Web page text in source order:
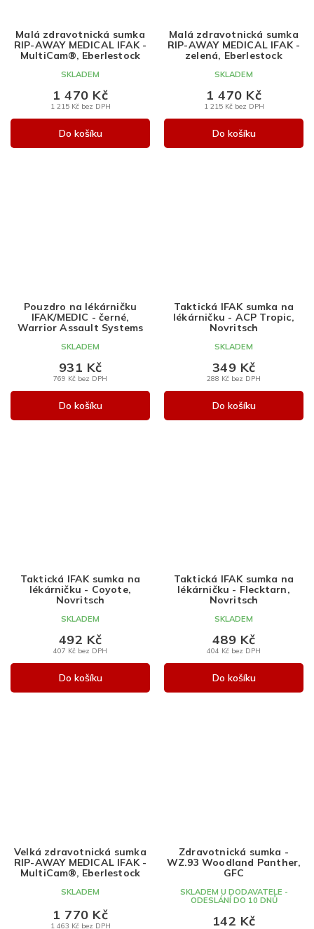
Malá zdravotnická sumka
RIP-AWAY MEDICAL IFAK -
MultiCam®, Eberlestock
SKLADEM
1 215 Kč bez DPH
1 470 Kč
Do košíku
Malá zdravotnická sumka
RIP-AWAY MEDICAL IFAK -
zelená, Eberlestock
SKLADEM
1 215 Kč bez DPH
1 470 Kč
Do košíku
Pouzdro na lékárničku
IFAK/MEDIC - černé,
Warrior Assault Systems
SKLADEM
769 Kč bez DPH
931 Kč
Do košíku
Taktická IFAK sumka na
lékárničku - ACP Tropic,
Novritsch
SKLADEM
288 Kč bez DPH
349 Kč
Do košíku
Taktická IFAK sumka na
lékárničku - Coyote,
Novritsch
SKLADEM
407 Kč bez DPH
492 Kč
Do košíku
Taktická IFAK sumka na
lékárničku - Flecktarn,
Novritsch
SKLADEM
404 Kč bez DPH
489 Kč
Do košíku
Velká zdravotnická sumka
RIP-AWAY MEDICAL IFAK -
MultiCam®, Eberlestock
SKLADEM
1 463 Kč bez DPH
1 770 Kč
Zdravotnická sumka -
WZ.93 Woodland Panther,
GFC
SKLADEM U DODAVATELE -
ODESLÁNÍ DO 10 DNŮ
142 Kč